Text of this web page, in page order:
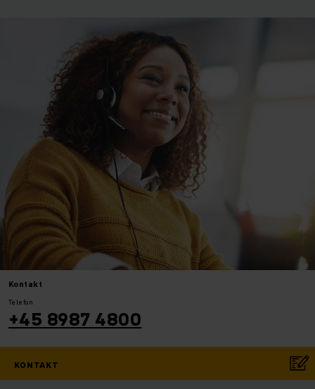
Kontakt
Telefon
+45 8987 4800
KONTAKT